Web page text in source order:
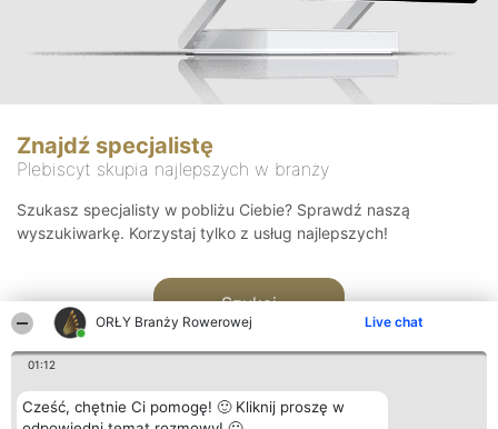
ORŁY Branży Rowerowej Live chat
01:12
Cześć, chętnie Ci pomogę! 🙂 Kliknij proszę w
Znajdź specjalistę
Plebiscyt skupia najlepszych w branży
Szukasz specjalisty w pobliżu Ciebie? Sprawdź naszą
wyszukiwarkę. Korzystaj tylko z usług najlepszych!
Szukaj